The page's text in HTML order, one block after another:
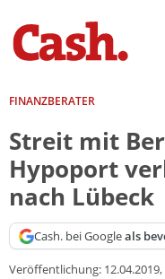
FINANZBERATER
Streit mit
Hypoport
nach Lübeck
Cash. bei Googleals
Veröffentlichung: